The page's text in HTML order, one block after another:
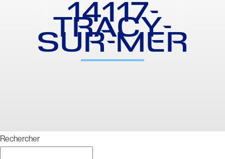
14117-
TRACY-
SUR-MER
Rechercher